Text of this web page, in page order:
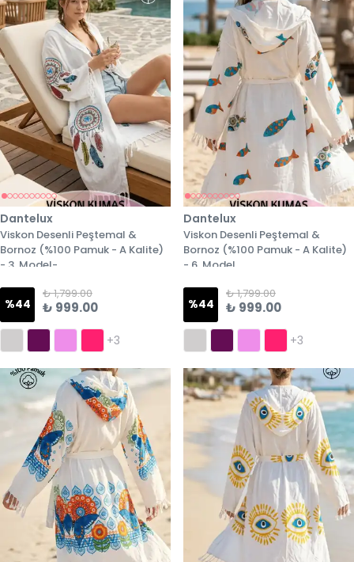
Dantelux
Viskon Desenli Peştemal &
Bornoz (%100 Pamuk - A Kalite)
- 3. Model-
%44
₺ 1,799.00
₺ 999.00
+3
Dantelux
Viskon Desenli Peştemal &
Bornoz (%100 Pamuk - A Kalite)
- 6. Model
%44
₺ 1,799.00
₺ 999.00
+3